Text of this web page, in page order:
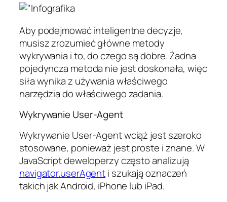
Aby podejmować inteligentne decyzje,
musisz zrozumieć główne metody
wykrywania i to, do czego są dobre. Żadna
pojedyncza metoda nie jest doskonała, więc
siła wynika z używania właściwego
narzędzia do właściwego zadania.
Wykrywanie User-Agent
Wykrywanie User-Agent wciąż jest szeroko
stosowane, ponieważ jest proste i znane. W
JavaScript deweloperzy często analizują
navigator.userAgenti szukają oznaczeń
takich jak Android, iPhone lub iPad.